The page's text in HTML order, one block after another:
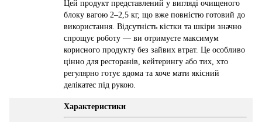
Цей продукт представлений у вигляді очищеного
блоку вагою 2–2,5 кг, що вже повністю готовий до
використання. Відсутність кістки та шкіри значно
спрощує роботу — ви отримуєте максимум
корисного продукту без зайвих втрат. Це особливо
цінно для ресторанів, кейтерингу або тих, хто
регулярно готує вдома та хоче мати якісний
делікатес під рукою.
Характеристики